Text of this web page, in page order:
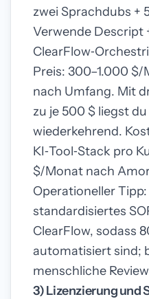
zwei Sprachdubs +
Verwende Descript
Preis: 300–1.000
nach Umfang. Mit
zu je 500 $ liegst
wiederkehrend.
KI‑Tool‑Stack pro
$/Monat nach
Operationeller Tipp:
standardisiertes
ClearFlow, sodass
automatisiert sind;
menschliche
3) Lizenzierung und